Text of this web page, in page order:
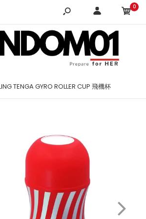
0
TENGA GYRO ROLLER CUP 飛機杯